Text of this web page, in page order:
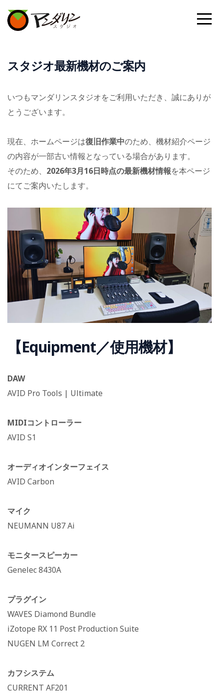
スタジオ最新機材のご案内
いつもマンダリンスタジオをご利用いただき、誠にありが
とうございます。
現在、ホームページは復旧作業中のため、機材紹介ページ
の内容が一部古い情報となっている場合があります。
そのため、 2026年3月16日時点の最新機材情報を本ページ
にてご案内いたします。
【Equipment／使用機材】
DAW
AVID Pro Tools | Ultimate
MIDIコントローラー
AVID S1
オーディオインターフェイス
AVID Carbon
マイク
NEUMANN U87 Ai
モニタースピーカー
Genelec 8430A
プラグイン
WAVES Diamond Bundle
iZotope RX 11 Post Production Suite
NUGEN LM Correct 2
カフシステム
CURRENT AF201